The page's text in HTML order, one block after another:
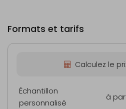
Formats et tarifs
Calculez le
Échantillon
personnalisé
à